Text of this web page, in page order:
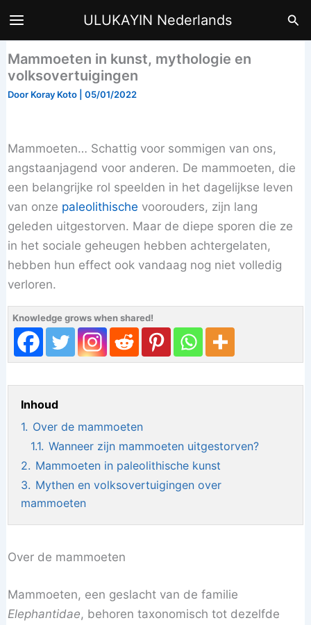
naar
inhoud
ULUKAYIN Nederlands
Mammoeten in kunst, mythologie en
volksovertuigingen
Door Koray Koto |05/01/2022
Mammoeten… Schattig voor sommigen van ons,
angstaanjagend voor anderen. De mammoeten, die
een belangrijke rol speelden in het dagelijkse leven
van onze paleolithische voorouders, zijn lang
geleden uitgestorven. Maar de diepe sporen die ze
in het sociale geheugen hebben achtergelaten,
hebben hun effect ook vandaag nog niet volledig
verloren.
Knowledge grows when shared!
Inhoud
1. Over de mammoeten
1.1. Wanneer zijn mammoeten uitgestorven?
2. Mammoeten in paleolithische kunst
3. Mythen en volksovertuigingen over
mammoeten
Over de mammoeten
Mammoeten, een geslacht van de familie
Elephantidae, behoren taxonomisch tot dezelfde